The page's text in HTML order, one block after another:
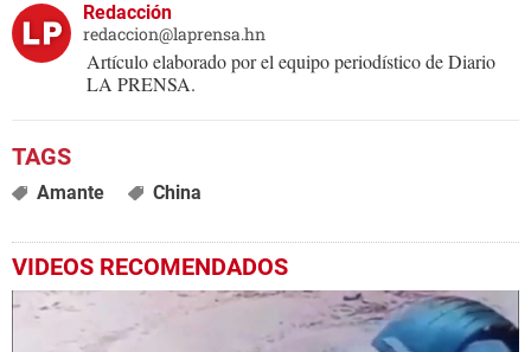
Redacción
redaccion@laprensa.hn
Artículo elaborado por el equipo periodístico de Diario
LA PRENSA.
Amante China
VIDEOS RECOMENDADOS